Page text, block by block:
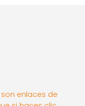
enlaces de